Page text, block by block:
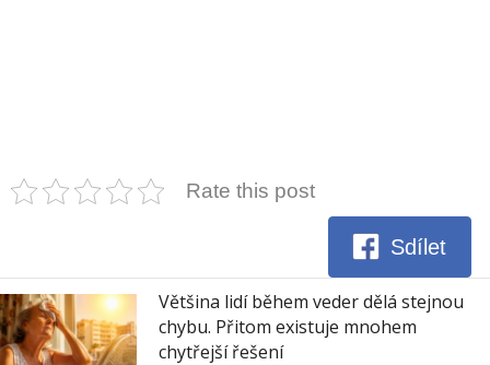
Rate this post
Sdílet
Většina lidí během veder dělá stejnou
chybu. Přitom existuje mnohem
chytřejší řešení